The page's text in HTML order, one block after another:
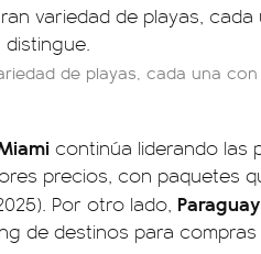
de playas, cada una
continúa liderando las
precios, con paquetes
Por otro lado, Paraguay
de destinos para